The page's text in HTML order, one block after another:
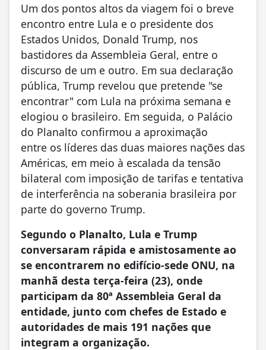
Um dos pontos altos da viagem foi o breve
encontro entre Lula e o presidente dos
Estados Unidos, Donald Trump, nos
bastidores da Assembleia Geral, entre o
discurso de um e outro. Em sua declaração
pública, Trump revelou que pretende "se
encontrar" com Lula na próxima semana e
elogiou o brasileiro. Em seguida, o Palácio
do Planalto confirmou a aproximação
entre os líderes das duas maiores nações das
Américas, em meio à escalada da tensão
bilateral com imposição de tarifas e tentativa
de interferência na soberania brasileira por
parte do governo Trump.
Segundo o Planalto, Lula e Trump
conversaram rápida e amistosamente ao
se encontrarem no edifício-sede ONU, na
manhã desta terça-feira (23), onde
participam da 80ª Assembleia Geral da
entidade, junto com chefes de Estado e
autoridades de mais 191 nações que
integram a organização.